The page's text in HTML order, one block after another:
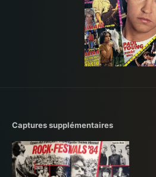
Captures supplémentaires